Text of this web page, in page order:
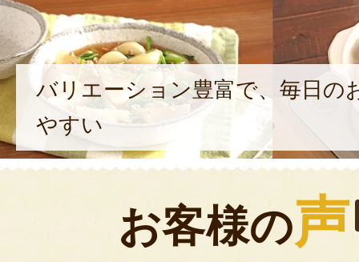
バリエーション豊富で、毎日の
やすい
お客様の声